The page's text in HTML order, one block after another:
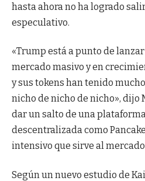
hasta ahora no ha logrado
especulativo.
«Trump está a punto de
mercado masivo y en
y sus tokens han tenido
nicho de nicho de nicho», dijo
dar un salto de una
descentralizada como
intensivo que sirve al
Según un nuevo estudio de